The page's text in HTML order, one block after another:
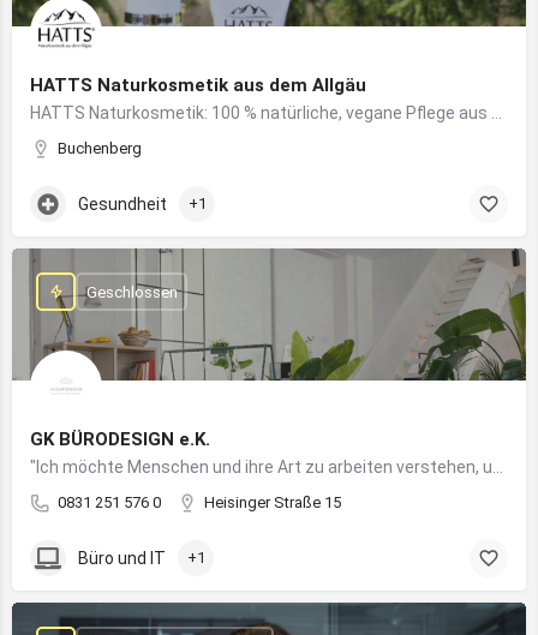
HATTS Naturkosmetik aus dem Allgäu
Buchenberg
Gesundheit +1
GK BÜRODESIGN e.K.
0831 251 576 0 Heisinger Straße 15
Geschlossen
Büro und IT +1